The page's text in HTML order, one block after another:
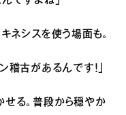
ネシスを使う場面も。
稽古があるんです！」
せる。普段から穏やか